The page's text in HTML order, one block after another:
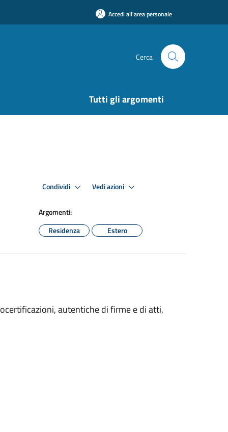
Accedi all'area personale
Cerca
Tutti gli argomenti
Condividi Vedi azioni
Argomenti:
Residenza
Estero
autentiche di firme e di atti,